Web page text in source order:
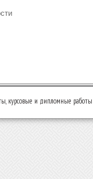
курсовые и дипломные работы